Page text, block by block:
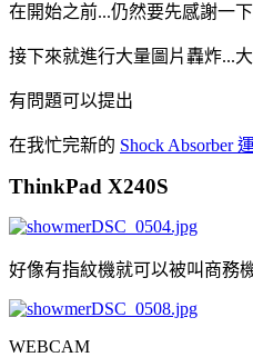
在開始之前...仍然要先感謝一
接下來就進行大量圖片轟炸...
有問題可以提出
在我忙完新的 Shock Absorber
ThinkPad X240S
好像有指紋機就可以被叫商務
WEBCAM